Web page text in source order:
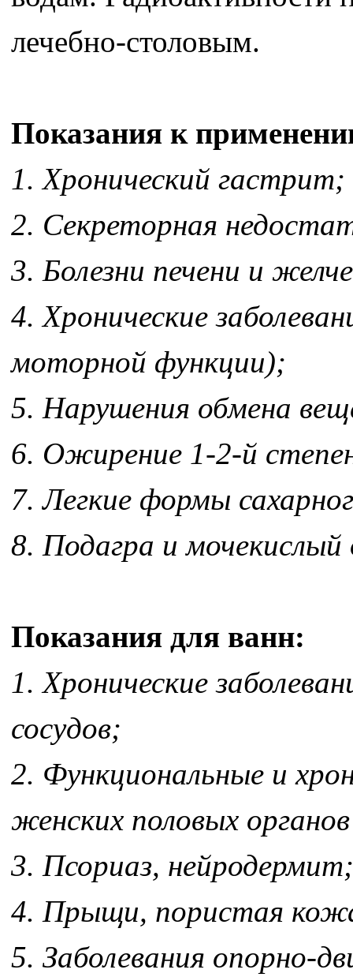
лечебно-столовым.
Показания к
1. Хронический гастрит;
2. Секреторная
3. Болезни печени и
4. Хронические
моторной функции);
5. Нарушения обмена
6. Ожирение 1-2-й
7. Легкие формы
8. Подагра и мочекислый
Показания для ванн:
1. Хронические
сосудов;
2. Функциональные и
женских половых
3. Псориаз, нейродермит;
4. Прыщи, пористая
5. Заболевания опорно-